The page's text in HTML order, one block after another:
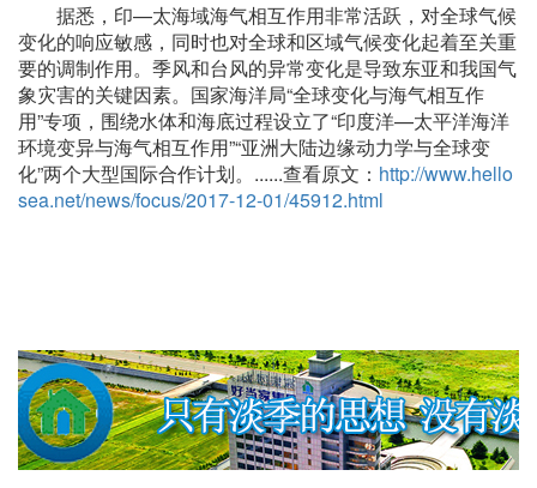
据悉，印—太海域海气相互作用非常活跃，对全球气候
变化的响应敏感，同时也对全球和区域气候变化起着至关重
要的调制作用。季风和台风的异常变化是导致东亚和我国气
象灾害的关键因素。国家海洋局“全球变化与海气相互作
用”专项，围绕水体和海底过程设立了“印度洋—太平洋海洋
环境变异与海气相互作用”“亚洲大陆边缘动力学与全球变
化”两个大型国际合作计划。......查看原文： http://www.hello
sea.net/news/focus/2017-12-01/45912.html